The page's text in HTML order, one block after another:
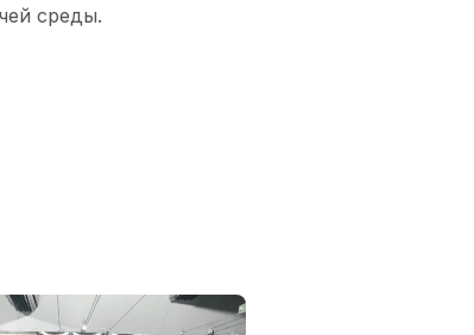
среды.